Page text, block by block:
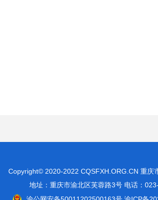
Copyright© 2020-2022 CQSFXH.ORG.CN 重庆
地址：重庆市渝北区芙蓉路3号 电话：